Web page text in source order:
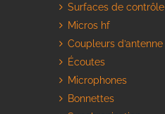
Surfaces de contrôle
Micros hf
Coupleurs d’antenne
Écoutes
Microphones
Bonnettes